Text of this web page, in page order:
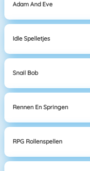
Adam And Eve
Idle Spelletjes
Snail Bob
Rennen En Springen
RPG Rollenspellen